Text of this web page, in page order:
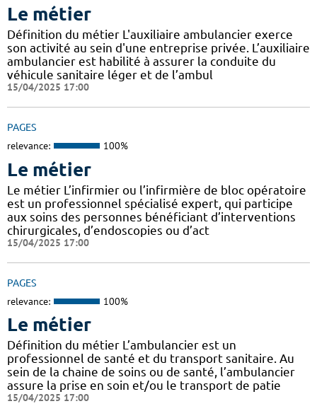
Le métier
Définition du métier L'auxiliaire ambulancier exerce
son activité au sein d'une entreprise privée. L’auxiliaire
ambulancier est habilité à assurer la conduite du
véhicule sanitaire léger et de l’ambul
15/04/2025 17:00
PAGES
relevance: 100%
Le métier
Le métier L’infirmier ou l’infirmière de bloc opératoire
est un professionnel spécialisé expert, qui participe
aux soins des personnes bénéficiant d’interventions
chirurgicales, d’endoscopies ou d’act
15/04/2025 17:00
PAGES
relevance: 100%
Le métier
Définition du métier L’ambulancier est un
professionnel de santé et du transport sanitaire. Au
sein de la chaine de soins ou de santé, l’ambulancier
assure la prise en soin et/ou le transport de patie
15/04/2025 17:00